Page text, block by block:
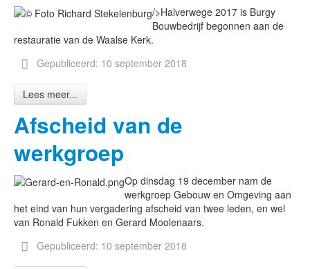
/>Halverwege 2017 is Burgy
Bouwbedrijf begonnen aan de
restauratie van de Waalse Kerk.
Gepubliceerd: 10 september 2018
Lees meer...
Afscheid van de
werkgroep
Op dinsdag 19 december nam de
werkgroep Gebouw en Omgeving aan
het eind van hun vergadering afscheid van twee leden, en wel
van Ronald Fukken en Gerard Moolenaars.
Gepubliceerd: 10 september 2018